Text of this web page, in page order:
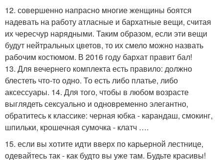
12. совершенно напрасно многие женщины боятся
надевать на работу атласные и бархатные вещи, считая
их чересчур нарядными. Таким образом, если эти вещи
будут нейтральных цветов, то их смело можно назвать
рабочим костюмом. В 2016 году бархат правит бал!
13. Для вечернего комплекта есть правило: должно
блестеть что-то одно. То есть либо платье, либо
аксессуары. 14. Для того, чтобы в любом возрасте
выглядеть сексуально и одновременно элегантно,
обратитесь к классике: черная юбка - карандаш, смокинг,
шпильки, крошечная сумочка - клатч ….
15. если вы хотите идти вверх по карьерной лестнице,
одевайтесь так - как будто вы уже там. Будьте красивы!